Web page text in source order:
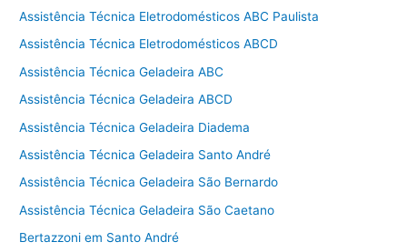
Assistência Técnica Eletrodomésticos ABC Paulista
Assistência Técnica Eletrodomésticos ABCD
Assistência Técnica Geladeira ABC
Assistência Técnica Geladeira ABCD
Assistência Técnica Geladeira Diadema
Assistência Técnica Geladeira Santo André
Assistência Técnica Geladeira São Bernardo
Assistência Técnica Geladeira São Caetano
Bertazzoni em Santo André